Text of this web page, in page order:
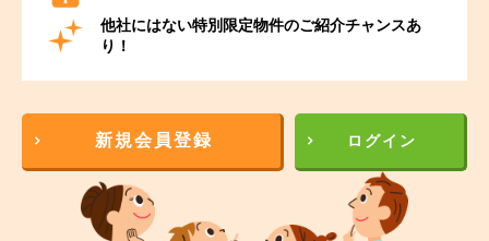
他社にはない特別限定物件のご紹介チャンスあ
り！
新規会員登録 ログイン